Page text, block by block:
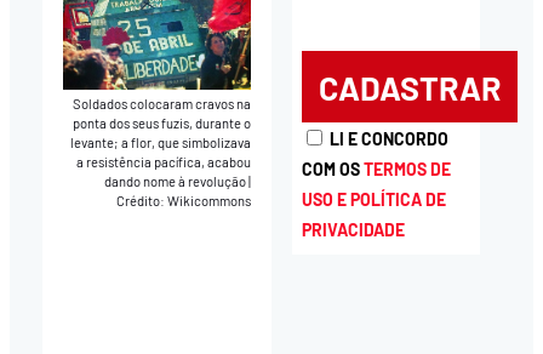
Soldados colocaram cravos na
ponta dos seus fuzis, durante o
levante; a flor, que simbolizava
a resistência pacífica, acabou
dando nome à revolução
Crédito: Wikicommons
LI E CONCORDO
COM OSTERMOS DE
USO E POLÍTICA DE
PRIVACIDADE